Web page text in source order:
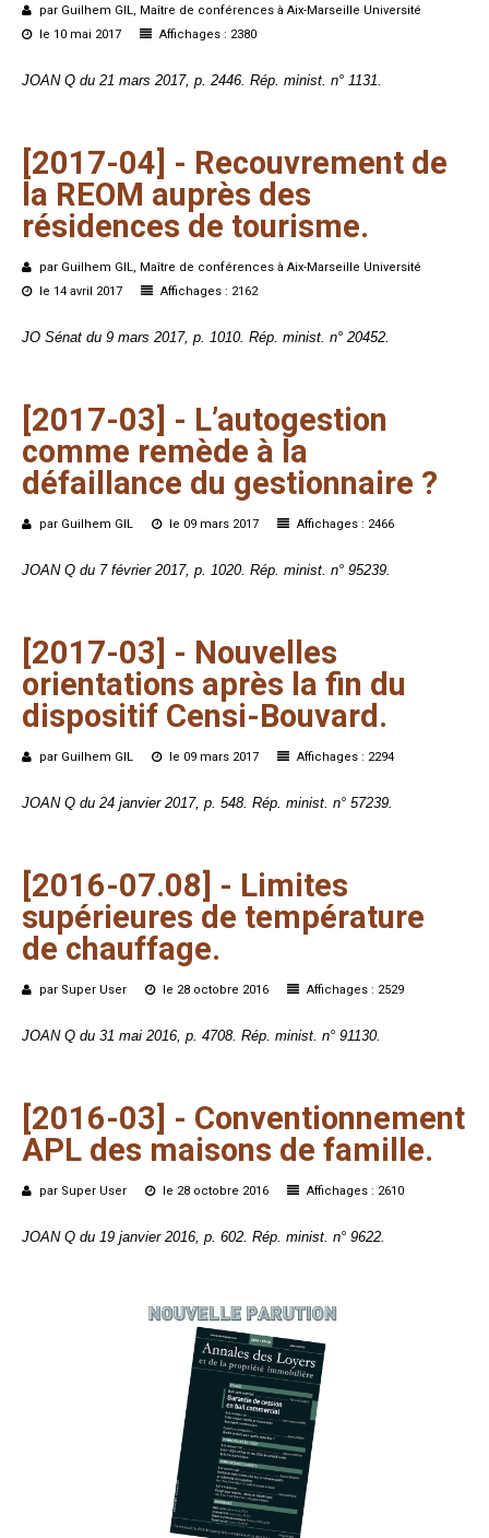
par Guilhem GIL, Maître de conférences à Aix-Marseille Université
le 10 mai 2017
Affichages : 2380
JOAN Q du 21 mars 2017, p. 2446. Rép. minist. n° 1131.
[2017-04] - Recouvrement de
la REOM auprès des
résidences de tourisme.
par Guilhem GIL, Maître de conférences à Aix-Marseille Université
le 14 avril 2017
Affichages : 2162
JO Sénat du 9 mars 2017, p. 1010. Rép. minist. n° 20452.
[2017-03] - L’autogestion
comme remède à la
défaillance du gestionnaire ?
par Guilhem GIL le 09 mars 2017 Affichages : 2466
JOAN Q du 7 février 2017, p. 1020. Rép. minist. n° 95239.
[2017-03] - Nouvelles
orientations après la fin du
dispositif Censi-Bouvard.
par Guilhem GIL le 09 mars 2017 Affichages : 2294
JOAN Q du 24 janvier 2017, p. 548. Rép. minist. n° 57239.
[2016-07.08] - Limites
supérieures de température
de chauffage.
par Super User le 28 octobre 2016 Affichages : 2529
JOAN Q du 31 mai 2016, p. 4708. Rép. minist. n° 91130.
[2016-03] - Conventionnement
APL des maisons de famille.
par Super User le 28 octobre 2016 Affichages : 2610
JOAN Q du 19 janvier 2016, p. 602. Rép. minist. n° 9622.